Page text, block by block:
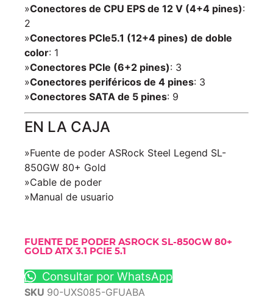
»Conectores de CPU EPS de 12 V (4+4 pines):
2
»Conectores PCIe5.1 (12+4 pines) de doble
color: 1
»Conectores PCIe (6+2 pines): 3
»Conectores periféricos de 4 pines: 3
»Conectores SATA de 5 pines: 9
EN LA CAJA
»Fuente de poder ASRock Steel Legend SL-
850GW 80+ Gold
»Cable de poder
»Manual de usuario
FUENTE DE PODER ASROCK SL-850GW 80+
GOLD ATX 3.1 PCIE 5.1
Consultar por WhatsApp
SKU 90-UXS085-GFUABA